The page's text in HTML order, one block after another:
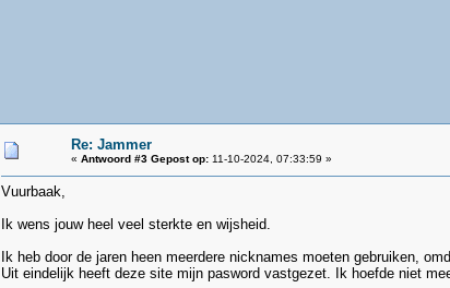
Re: Jammer
« Antwoord #3 Gepost op:11-10-2024, 07:33:59 »
Vuurbaak,
Ik wens jouw heel veel sterkte en wijsheid.
Ik heb door de jaren heen meerdere nicknames moeten gebruiken,
Uit eindelijk heeft deze site mijn pasword vastgezet. Ik hoefde niet